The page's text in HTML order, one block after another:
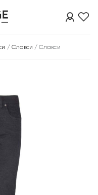
/ Слакси /Слакси